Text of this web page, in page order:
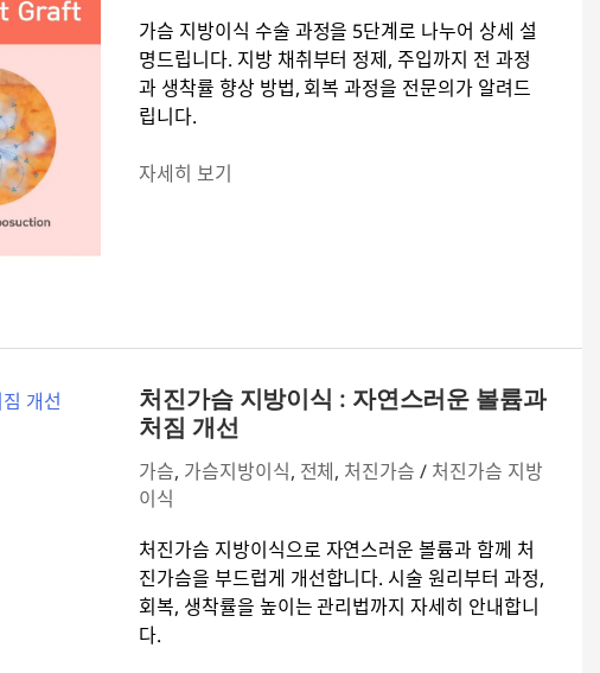
가슴 지방이식 수술 과정을 5단계로 나누어 상세 설
명드립니다. 지방 채취부터 정제, 주입까지 전 과정
과 생착률 향상 방법, 회복 과정을 전문의가 알려드
립니다.
술
과
정
단
별
자세히 보기
처진가슴 지방이식 : 자연스러운 볼륨과
처짐 개선
가슴, 가슴지방이식, 전체, 처진가슴 / 처진가슴 지방
이식
처진가슴 지방이식으로 자연스러운 볼륨과 함께 처
진가슴을 부드럽게 개선합니다. 시술 원리부터 과정,
회복, 생착률을 높이는 관리법까지 자세히 안내합니
다.
진
가
지
방
식
자
연